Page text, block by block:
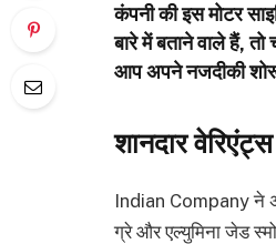
कंपनी की इस मोटर
बारे में बताने वाले हैं,
आप अपने नजदीकी
शानदार
Indian Company ने
ग्रे और एल्युमिना जेड